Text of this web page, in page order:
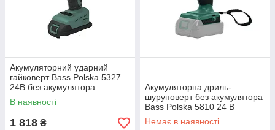
Акумуляторний ударний
гайковерт Bass Polska 5327
24В без акумулятора
безщітковий
В наявності
1 818 ₴
Акумуляторна дриль-
шуруповерт без акумулятора
Bass Polska 5810 24 В
Немає в наявності